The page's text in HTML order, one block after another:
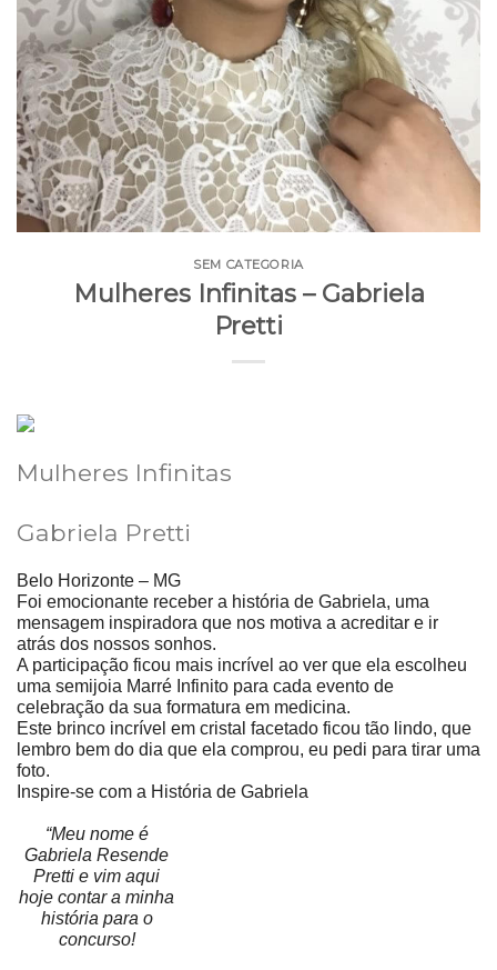
SEM CATEGORIA
Mulheres Infinitas – Gabriela
Pretti
Mulheres Infinitas
Gabriela Pretti
Belo Horizonte – MG
Foi emocionante receber a história de Gabriela, uma
mensagem inspiradora que nos motiva a acreditar e ir
atrás dos nossos sonhos.
A participação ficou mais incrível ao ver que ela escolheu
uma semijoia Marré Infinito para cada evento de
celebração da sua formatura em medicina.
Este brinco incrível em cristal facetado ficou tão lindo, que
lembro bem do dia que ela comprou, eu pedi para tirar uma
foto.
Inspire-se com a História de Gabriela
“Meu nome é
Gabriela Resende
Pretti e vim aqui
hoje contar a minha
história para o
concurso!